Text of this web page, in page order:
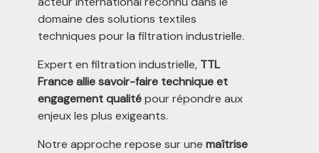
domaine des solutions textiles
techniques pour la filtration industrielle.
Expert en filtration industrielle, TTL
France allie savoir-faire technique et
engagement qualitépour répondre aux
enjeux les plus exigeants.
Notre approche repose sur une maîtrise